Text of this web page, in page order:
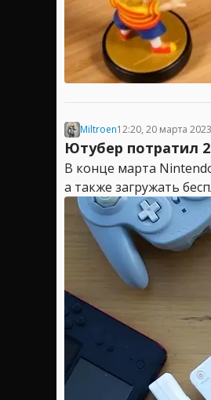
Miltroen12:20, 20 марта 2023
Ютубер потратил
В конце марта
а также загружать